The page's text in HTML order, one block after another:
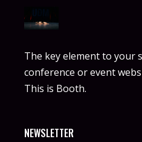
The key element to your
conference or event
This is Booth.
NEWSLETTER